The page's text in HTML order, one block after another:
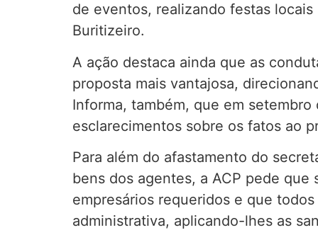
de eventos, realizando festas
Buritizeiro.
A ação destaca ainda que as
proposta mais vantajosa,
Informa, também, que em
esclarecimentos sobre os fatos ao
Para além do afastamento do
bens dos agentes, a ACP pede que
empresários requeridos e que
administrativa, aplicando-lhes as